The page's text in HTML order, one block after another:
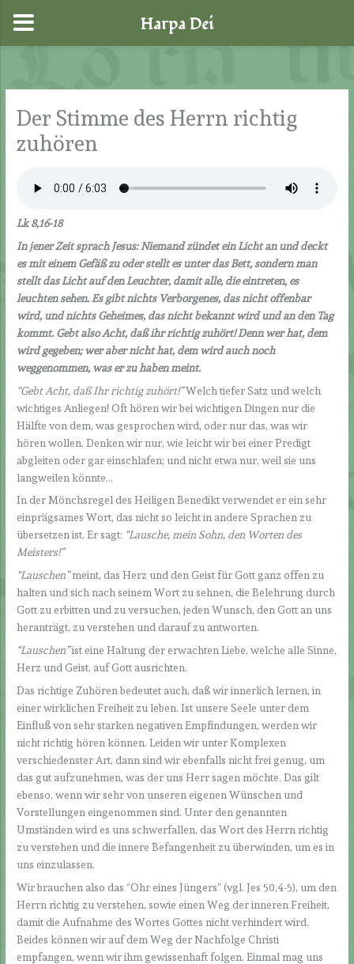
springen
Der Stimme des Herrn richtig
zuhören
Lk 8,16-18
In jener Zeit sprach Jesus: Niemand zündet ein Licht an und deckt
es mit einem Gefäß zu oder stellt es unter das Bett, sondern man
stellt das Licht auf den Leuchter, damit alle, die eintreten, es
leuchten sehen. Es gibt nichts Verborgenes, das nicht offenbar
wird, und nichts Geheimes, das nicht bekannt wird und an den Tag
kommt. Gebt also Acht, daß ihr richtig zuhört! Denn wer hat, dem
wird gegeben; wer aber nicht hat, dem wird auch noch
weggenommen, was er zu haben meint.
“Gebt Acht, daß Ihr richtig zuhört!”Welch tiefer Satz und welch
wichtiges Anliegen! Oft hören wir bei wichtigen Dingen nur die
Hälfte von dem, was gesprochen wird, oder nur das, was wir
hören wollen. Denken wir nur, wie leicht wir bei einer Predigt
abgleiten oder gar einschlafen; und nicht etwa nur, weil sie uns
langweilen könnte…
In der Mönchsregel des Heiligen Benedikt verwendet er ein sehr
einprägsames Wort, das nicht so leicht in andere Sprachen zu
übersetzen ist. Er sagt: “Lausche, mein Sohn, den Worten des
Meisters!”
“Lauschen”meint, das Herz und den Geist für Gott ganz offen zu
halten und sich nach seinem Wort zu sehnen, die Belehrung durch
Gott zu erbitten und zu versuchen, jeden Wunsch, den Gott an uns
heranträgt, zu verstehen und darauf zu antworten.
“Lauschen”ist eine Haltung der erwachten Liebe, welche alle Sinne,
Herz und Geist, auf Gott ausrichten.
Das richtige Zuhören bedeutet auch, daß wir innerlich lernen, in
einer wirklichen Freiheit zu leben. Ist unsere Seele unter dem
Einfluß von sehr starken negativen Empfindungen, werden wir
nicht richtig hören können. Leiden wir unter Komplexen
verschiedenster Art, dann sind wir ebenfalls nicht frei genug, um
das gut aufzunehmen, was der uns Herr sagen möchte. Das gilt
ebenso, wenn wir sehr von unseren eigenen Wünschen und
Vorstellungen eingenommen sind. Unter den genannten
Umständen wird es uns schwerfallen, das Wort des Herrn richtig
zu verstehen und die innere Befangenheit zu überwinden, um es in
uns einzulassen.
Wir brauchen also das “Ohr eines Jüngers” (vgl. Jes 50,4-5), um den
Herrn richtig zu verstehen, sowie einen Weg der inneren Freiheit,
damit die Aufnahme des Wortes Gottes nicht verhindert wird.
Beides können wir auf dem Weg der Nachfolge Christi
empfangen, wenn wir ihm gewissenhaft folgen. Einmal mag uns
Harpa Dei